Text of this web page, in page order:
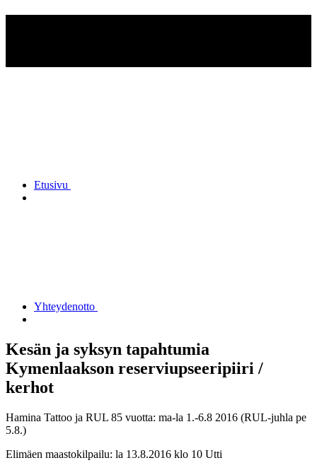
Etusivu
Yhteydenotto
Kesän ja syksyn tapahtumia
Kymenlaakson reserviupseeripiiri /
kerhot
Hamina Tattoo ja RUL 85 vuotta: ma-la 1.-6.8 2016 (RUL-juhla pe
5.8.)
Elimäen maastokilpailu: la 13.8.2016 klo 10 Utti